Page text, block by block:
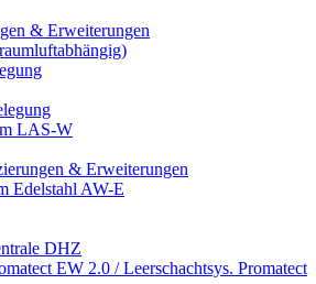
& Erweiterungen
LAS-W
& Erweiterungen
Edelstahl AW-E
DHZ
EW 2.0 / Leerschachtsys. Promatect